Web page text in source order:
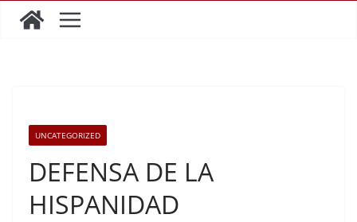
UNCATEGORIZED
DEFENSA DE LA
HISPANIDAD